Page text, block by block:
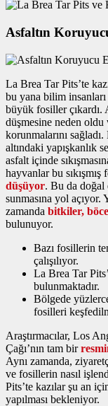
Asfaltın
La Brea Tar Pits’te
bu yana bilim
büyük fosiller çıkardı.
düşmesine neden
korunmalarını
altındaki yapışkanlık
asfalt içinde
hayvanlar bu
düşüyor. Bu da doğal
sunmasına yol
zamanda bitkiler,
bulunuyor.
Bazı fosillerin
çalışılıyor.
La Brea Tar
bulunmaktadır.
Bölgede
fosilleri
Araştırmacılar, Los
Çağı’nın tam bir
Aynı zamanda,
ve fosillerin nasıl
Pits’te kazılar şu an
yapılması bekleniyor.